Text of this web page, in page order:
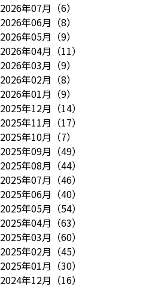
2026年07月 （6）
2026年06月 （8）
2026年05月 （9）
2026年04月 （11）
2026年03月 （9）
2026年02月 （8）
2026年01月 （9）
2025年12月 （14）
2025年11月 （17）
2025年10月 （7）
2025年09月 （49）
2025年08月 （44）
2025年07月 （46）
2025年06月 （40）
2025年05月 （54）
2025年04月 （63）
2025年03月 （60）
2025年02月 （45）
2025年01月 （30）
2024年12月 （16）